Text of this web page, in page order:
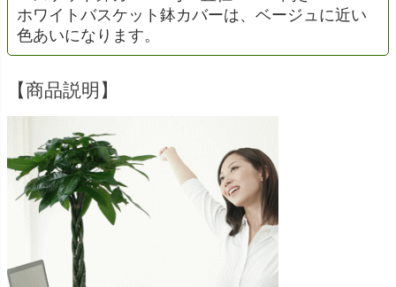
ホワイトバスケット鉢カバーは、ベージュに近い
色あいになります。
【商品説明】